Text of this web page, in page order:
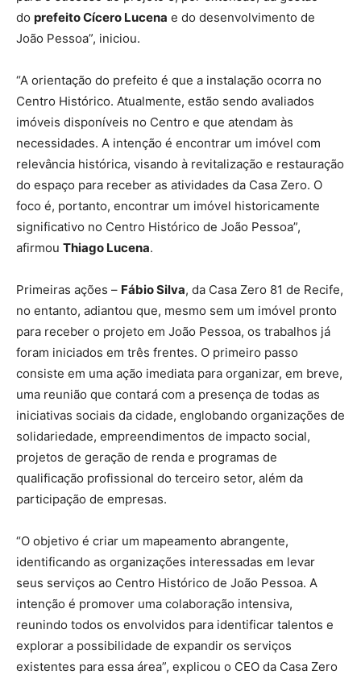
do prefeito Cícero Lucena e do desenvolvimento de
João Pessoa”, iniciou.
“A orientação do prefeito é que a instalação ocorra no
Centro Histórico. Atualmente, estão sendo avaliados
imóveis disponíveis no Centro e que atendam às
necessidades. A intenção é encontrar um imóvel com
relevância histórica, visando à revitalização e restauração
do espaço para receber as atividades da Casa Zero. O
foco é, portanto, encontrar um imóvel historicamente
significativo no Centro Histórico de João Pessoa”,
afirmou Thiago Lucena.
Primeiras ações – Fábio Silva, da Casa Zero 81 de Recife,
no entanto, adiantou que, mesmo sem um imóvel pronto
para receber o projeto em João Pessoa, os trabalhos já
foram iniciados em três frentes. O primeiro passo
consiste em uma ação imediata para organizar, em breve,
uma reunião que contará com a presença de todas as
iniciativas sociais da cidade, englobando organizações de
solidariedade, empreendimentos de impacto social,
projetos de geração de renda e programas de
qualificação profissional do terceiro setor, além da
participação de empresas.
“O objetivo é criar um mapeamento abrangente,
identificando as organizações interessadas em levar
seus serviços ao Centro Histórico de João Pessoa. A
intenção é promover uma colaboração intensiva,
reunindo todos os envolvidos para identificar talentos e
explorar a possibilidade de expandir os serviços
existentes para essa área”, explicou o CEO da Casa Zero